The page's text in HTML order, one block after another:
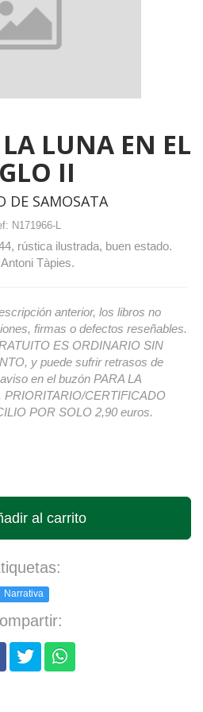
LUNA EN EL
II
DE SAMOSATA
N171966-L
rústica ilustrada, buen estado.
Tàpies.
anterior, los libros no
firmas o defectos reseñables.
ES ORDINARIO SIN
y puede sufrir retrasos de
en el buzón PARA LA
CERTIFICADO
POR SOLO 2,90 euros.
al carrito
Narrativa